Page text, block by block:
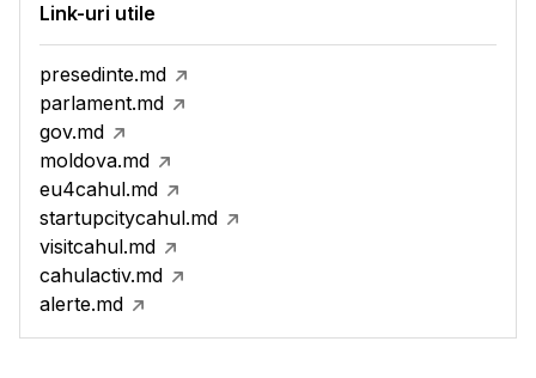
Link-uri utile
presedinte.md
parlament.md
gov.md
moldova.md
eu4cahul.md
startupcitycahul.md
visitcahul.md
cahulactiv.md
alerte.md